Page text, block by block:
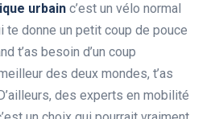
urbain c’est un vélo normal
te donne un petit coup de pouce
t’as besoin d’un coup
des deux mondes, t’as
des experts en mobilité